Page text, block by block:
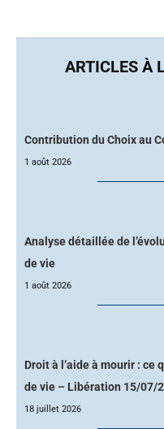
Contribution du Choix au
1 août 2026
Analyse détaillée de
de vie
1 août 2026
Droit à l’aide à mourir : ce
de vie – Libération 15/07/
18 juillet 2026